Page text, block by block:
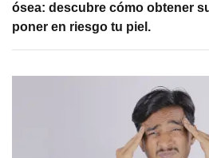
ósea: descubre cómo obtener
poner en riesgo tu piel.